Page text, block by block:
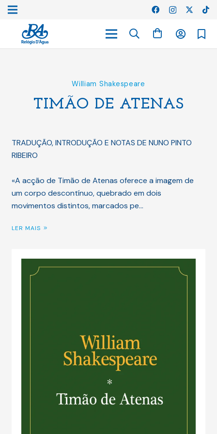
William Shakespeare
TIMÃO DE ATENAS
TRADUÇÃO, INTRODUÇÃO E NOTAS DE NUNO PINTO
RIBEIRO
«A acção de Timão de Atenas oferece a imagem de
um corpo descontínuo, quebrado em dois
movimentos distintos, marcados pe…
LER MAIS